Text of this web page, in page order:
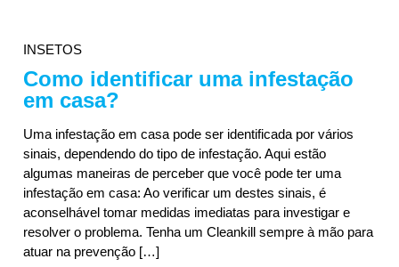
INSETOS
Como identificar uma infestação
em casa?
Uma infestação em casa pode ser identificada por vários
sinais, dependendo do tipo de infestação. Aqui estão
algumas maneiras de perceber que você pode ter uma
infestação em casa: Ao verificar um destes sinais, é
aconselhável tomar medidas imediatas para investigar e
resolver o problema. Tenha um Cleankill sempre à mão para
atuar na prevenção […]